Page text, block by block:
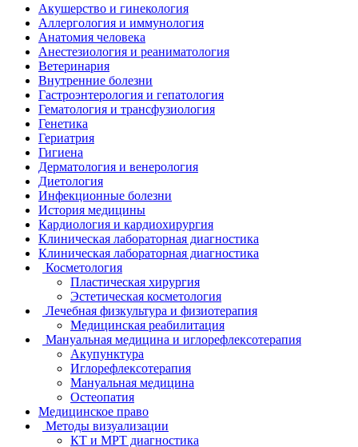
Акушерство и гинекология
Аллергология и иммунология
Анатомия человека
Анестезиология и реаниматология
Ветеринария
Внутренние болезни
Гастроэнтерология и гепатология
Гематология и трансфузиология
Генетика
Гериатрия
Гигиена
Дерматология и венерология
Диетология
Инфекционные болезни
История медицины
Кардиология и кардиохирургия
Клиническая лабораторная диагностика
Клиническая лабораторная диагностика
Косметология
Пластическая хирургия
Эстетическая косметология
Лечебная физкультура и физиотерапия
Медицинская реабилитация
Мануальная медицина и иглорефлексотерапия
Акупунктура
Иглорефлексотерапия
Мануальная медицина
Остеопатия
Медицинское право
Методы визуализации
КТ и МРТ диагностика